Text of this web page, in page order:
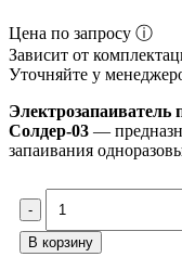
Цена по запросу ⓘ
Зависит от
Уточняйте у
Солдер-03 —
запаивания
В корзину